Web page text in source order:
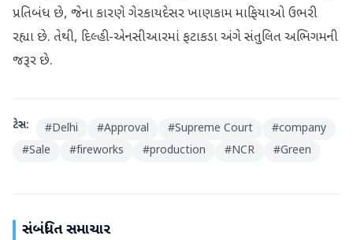
પ્રતિબંધ છે, જેના કારણે ગેરકાયદેસર ખાણકામ માફિયાઓ ઉભરી
રહ્યા છે. તેથી, દિલ્હી-એનસીઆરમાં ફટાકડા અંગે સંતુલિત અભિગમની
જરૂર છે.
ટેગ્સ: #Delhi #Approval #Supreme Court #company
#Sale #fireworks #production #NCR #Green
સંબંધિત સમાચાર